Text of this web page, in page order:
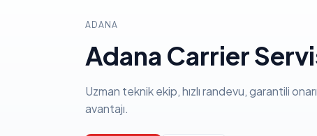
ADANA
Adana Carrier
Uzman teknik ekip, hızlı randevu, garantili
avantajı.